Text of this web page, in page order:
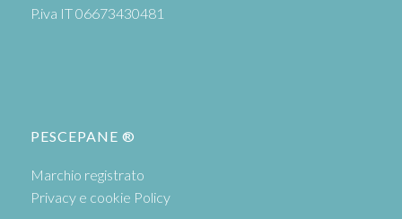
P.iva IT 06673430481
PESCEPANE ®
Marchio registrato
Privacy e cookie Policy